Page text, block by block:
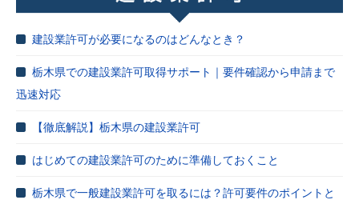
建設業許可が必要になるのはどんなとき？
栃木県での建設業許可取得サポート｜要件確認から申請まで
迅速対応
【徹底解説】栃木県の建設業許可
はじめての建設業許可のために準備しておくこと
栃木県で一般建設業許可を取るには？許可要件のポイントと